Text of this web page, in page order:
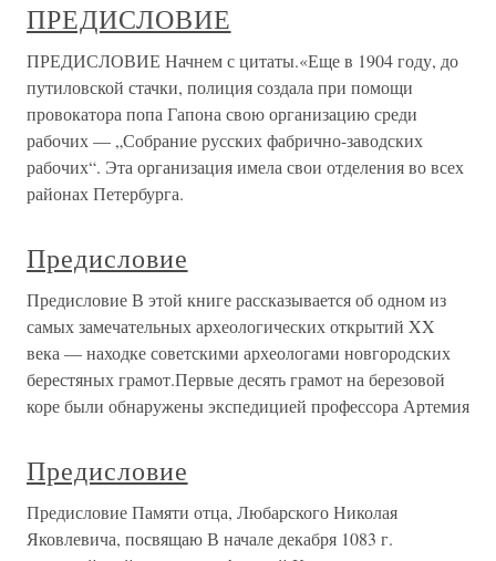
ПРЕДИСЛОВИЕ
ПРЕДИСЛОВИЕ Начнем с цитаты.«Еще в 1904 году, до
путиловской стачки, полиция создала при помощи
провокатора попа Гапона свою организацию среди
рабочих — „Собрание русских фабрично-заводских
рабочих“. Эта организация имела свои отделения во всех
районах Петербурга.
Предисловие
Предисловие В этой книге рассказывается об одном из
самых замечательных археологических открытий XX
века — находке советскими археологами новгородских
берестяных грамот.Первые десять грамот на березовой
коре были обнаружены экспедицией профессора Артемия
Предисловие
Предисловие Памяти отца, Любарского Николая
Яковлевича, посвящаю В начале декабря 1083 г.